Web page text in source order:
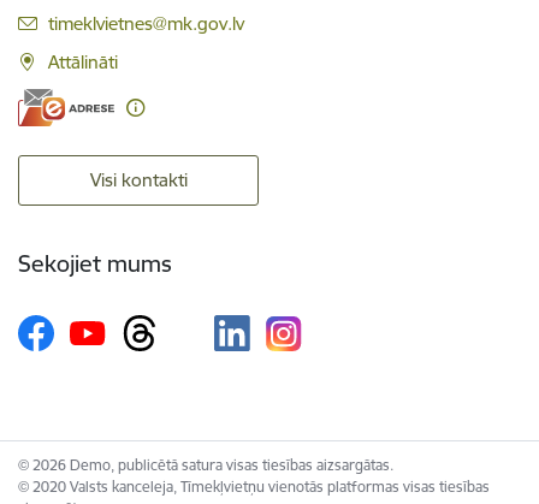
E-pasts:
timeklvietnes@mk.gov.lv
Attālināti
Visi kontakti
Sekojiet mums
© 2026 Demo, publicētā satura visas tiesības aizsargātas.
© 2020 Valsts kanceleja, Tīmekļvietņu vienotās platformas visas tiesības